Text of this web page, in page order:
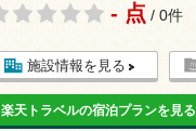
- 点 / 0件
施設情報を見る
楽天トラベルの宿泊プランを見る